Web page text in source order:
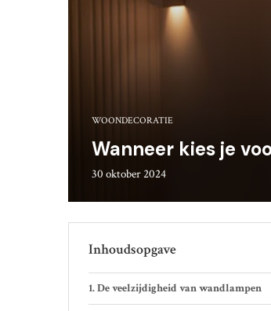
WOONDECORATIE
Wanneer kies je
30 oktober 2024
Inhoudsopgave
De veelzijdigheid van wandlampen